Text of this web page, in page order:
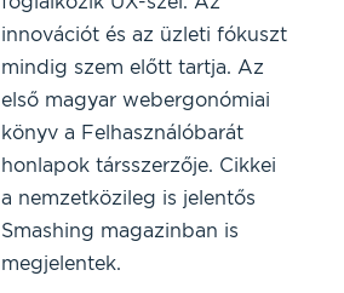
innovációt és az üzleti fókuszt
mindig szem előtt tartja. Az
első magyar webergonómiai
könyv a Felhasználóbarát
honlapok társszerzője. Cikkei
a nemzetközileg is jelentős
Smashing magazinban is
megjelentek.